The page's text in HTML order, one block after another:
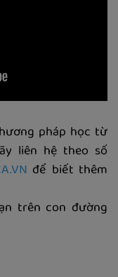
pháp học từ
liên hệ theo số
để biết thêm
trên con đường